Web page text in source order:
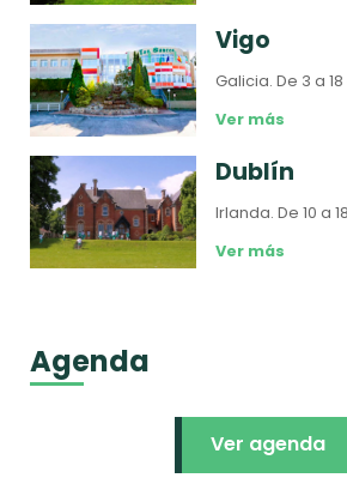
Vigo
Galicia.De 3 a
Ver más
Dublín
Irlanda.De 10 a
Ver más
Agenda
Ver agenda